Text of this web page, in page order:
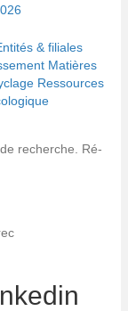
& filiales
Matières
Ressources
recherche. Ré-